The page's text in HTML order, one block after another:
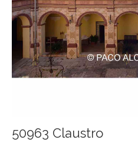
50963 Claustro